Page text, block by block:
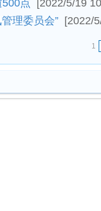
点
[2022/5/19
理委员会” [2022/
1